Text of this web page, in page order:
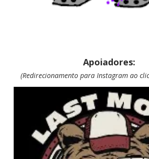
Apoiadores:
(Redirecionamento para Instagram ao